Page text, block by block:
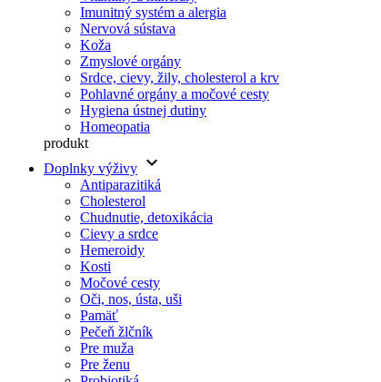
Imunitný systém a alergia
Nervová sústava
Koža
Zmyslové orgány
Srdce, cievy, žily, cholesterol a krv
Pohlavné orgány a močové cesty
Hygiena ústnej dutiny
Homeopatia
produkt
Doplnky výživy keyboard_arrow_down
Antiparazitiká
Cholesterol
Chudnutie, detoxikácia
Cievy a srdce
Hemeroidy
Kosti
Močové cesty
Oči, nos, ústa, uši
Pamäť
Pečeň žlčník
Pre muža
Pre ženu